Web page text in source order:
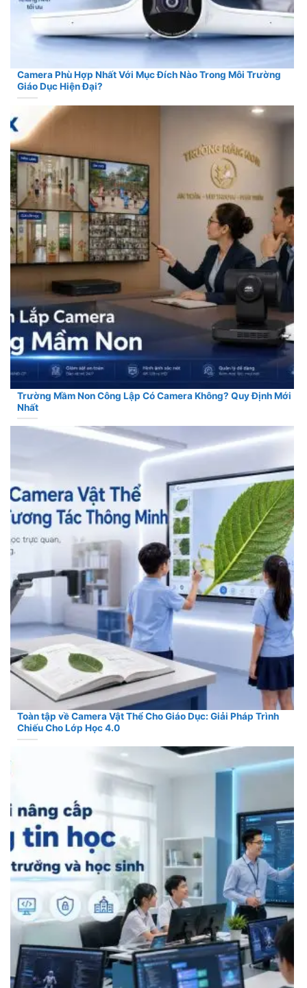
Camera Phù Hợp Nhất Với Mục Đích Nào Trong Môi Trường
Giáo Dục Hiện Đại?
Trường Mầm Non Công Lập Có Camera Không? Quy Định Mới
Nhất
Toàn tập về Camera Vật Thể Cho Giáo Dục: Giải Pháp Trình
Chiếu Cho Lớp Học 4.0